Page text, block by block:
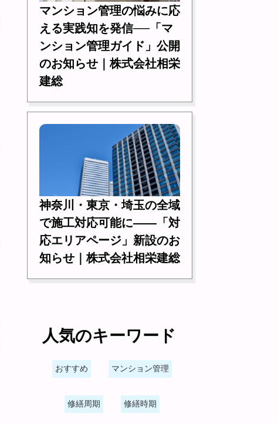
マンション管理の悩みに応
える実践知を発信──「マ
ンション管理ガイド」公開
のお知らせ｜株式会社相栄
建総
神奈川・東京・埼玉の全域
で施工対応可能に――「対
応エリアページ」新設のお
知らせ｜株式会社相栄建総
人気のキーワード
おすすめ マンション管理
修繕周期 修繕時期